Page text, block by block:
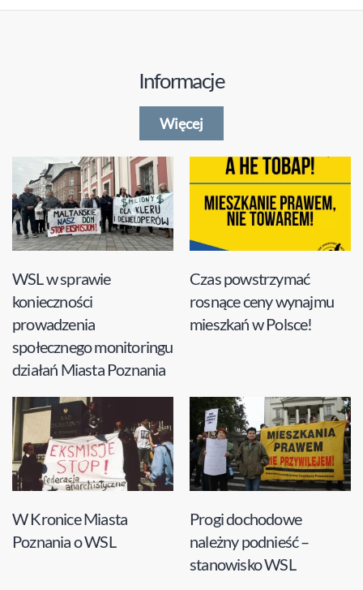
Informacje
Więcej
WSL w sprawie
konieczności
prowadzenia
społecznego monitoringu
działań Miasta Poznania
Czas powstrzymać
rosnące ceny wynajmu
mieszkań w Polsce!
W Kronice Miasta
Poznania o WSL
Progi dochodowe
należny podnieść –
stanowisko WSL